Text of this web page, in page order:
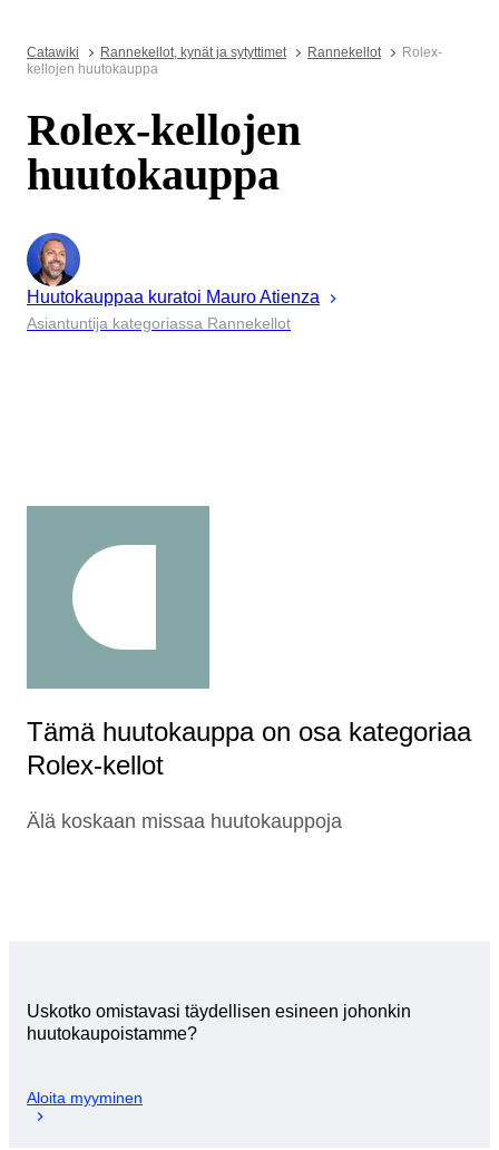
Catawiki Rannekellot, kynät ja sytyttimet Rannekellot
Rolex-
kellojen huutokauppa
Rolex-kellojen
huutokauppa
Huutokauppaa kuratoi MauroAtienza
Asiantuntija kategoriassa Rannekellot
Tämä huutokauppa on osa kategoriaa
Rolex-kellot
Älä koskaan missaa huutokauppoja
Uskotko omistavasi täydellisen esineen johonkin
huutokaupoistamme?
Aloita myyminen